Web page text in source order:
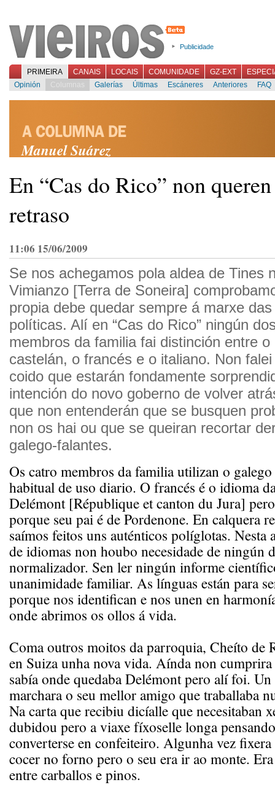
Publicidade
PRIMEIRA CANAIS LOCAIS COMUNIDADE GZ-EXT
Opinión
Columnas Galerías Últimas Escáneres Anteriores FAQ
Manuel Suárez
En “Cas do Rico” non
retraso
11:06 15/06/2009
Se nos achegamos pola aldea de Tines
Vimianzo [Terra de Soneira]
propia debe quedar sempre á marxe
políticas. Alí en “Cas do Rico” ningún
membros da familia fai distinción entre o
castelán, o francés e o italiano. Non
coido que estarán fondamente
intención do novo goberno de volver
que non entenderán que se busquen
non os hai ou que se queiran recortar
galego-falantes.
Os catro membros da familia utilizan o
habitual de uso diario. O francés é o idioma
Delémont [République et canton du Jura]
porque seu pai é de Pordenone. En calquera
saímos feitos uns auténticos políglotas. Nesta
de idiomas non houbo necesidade de ningún
normalizador. Sen ler ningún informe
unanimidade familiar. As línguas están para
porque nos identifican e nos unen en
onde abrimos os ollos á vida.
Coma outros moitos da parroquia, Cheíto de
en Suiza unha nova vida. Aínda non
sabía onde quedaba Delémont pero alí foi. Un
marchara o seu mellor amigo que traballaba
Na carta que recibiu dicíalle que necesitaban
dubidou pero a viaxe fíxoselle longa
converterse en confeiteiro. Algunha vez
cocer no forno pero o seu era ir ao monte.
entre carballos e pinos.